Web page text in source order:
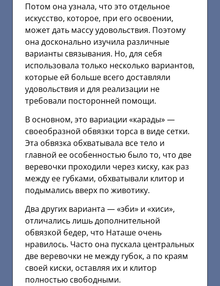
Потом она узнала, что это отдельное
искусство, которое, при его освоении,
может дать массу удовольствия. Поэтому
она досконально изучила различные
варианты связывания. Но, для себя
использовала только несколько вариантов,
которые ей больше всего доставляли
удовольствия и для реализации не
требовали посторонней помощи.
В основном, это вариации «карады» —
своеобразной обвязки торса в виде сетки.
Эта обвязка обхватывала все тело и
главной ее особенностью было то, что две
веревочки проходили через киску, как раз
между ее губками, обхватывали клитор и
подымались вверх по животику.
Два других варианта — «эби» и «хиси»,
отличались лишь дополнительной
обвязкой бедер, что Наташе очень
нравилось. Часто она пускала центральных
две веревочки не между губок, а по краям
своей киски, оставляя их и клитор
полностью свободными.